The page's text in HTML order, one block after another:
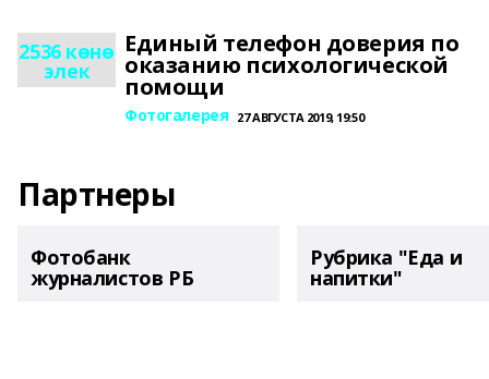
2536 көнө
элек
Единый телефон доверия по
оказанию психологической
помощи
Фотогалерея 27 АВГУСТА 2019, 19:50
Партнеры
Фотобанк
журналистов РБ
Рубрика "Еда и
напитки"